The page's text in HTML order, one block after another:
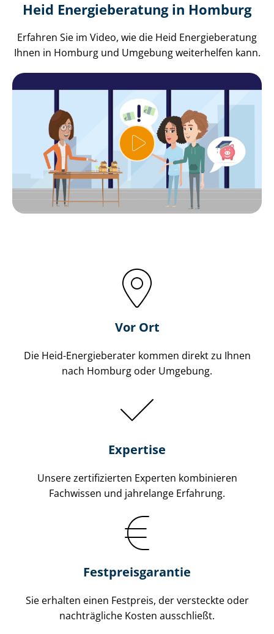
Heid Energieberatung in Homburg
Erfahren Sie im Video, wie die Heid Energieberatung
Ihnen in Homburg und Umgebung weiterhelfen kann.
Vor Ort
Die Heid-Energieberater kommen direkt zu Ihnen
nach Homburg oder Umgebung.
Expertise
Unsere zertifizierten Experten kombinieren
Fachwissen und jahrelange Erfahrung.
Fest­preis­ga­ran­tie
Sie erhalten einen Festpreis, der versteckte oder
nachträgliche Kosten ausschließt.